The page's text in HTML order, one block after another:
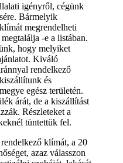
igényről, cégünk
Bármelyik
megrendelheti
-e a listában.
hogy melyiket
Kiváló
rendelkező
és
egész területén.
árát, de a kiszállítást
Részleteket a
tüntettük fel.
klímát, a 20
azaz válasszon